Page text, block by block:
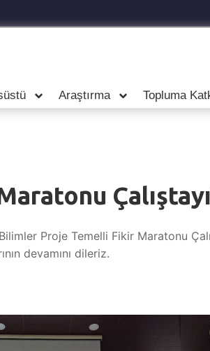
Araştırma Topluma
Proje Temelli Fikir Maratonu
devamını dileriz.